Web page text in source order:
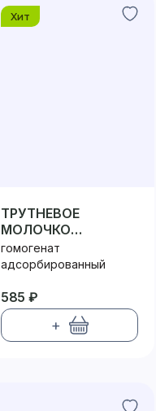
Хит
ТРУТНЕВОЕ
МОЛОЧКО
АЛТАЙСКОЕ
гомогенат
адсорбированный
585 ₽
+